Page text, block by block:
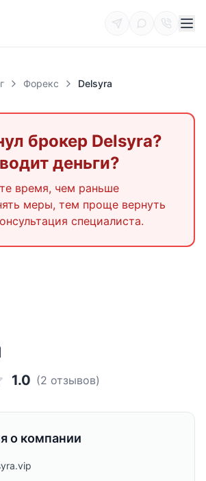
Форекс Delsyra
брокер Delsyra?
деньги?
время, чем раньше
меры, тем проще вернуть
специалиста.
1.0 (2 отзывов)
о компании